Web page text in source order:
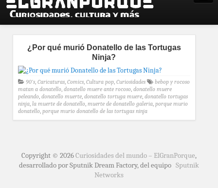
¿Por qué murió Donatello de las Tortugas
Ninja?
90's, Caricaturas, Comics, Cultura pop, Curiosidades
bebop y rocoso
matan a donatello, donatello muere ante rocoso, donatello muere
peleando, donatello muerte, donatello tortuga muere, donatello tortugas
ninja, la muerte de donatello, muerte de donatello galeria, porque murio
donatello, porque murio donatello de las tortugas ninja
Copyright © 2026Curiosidades del mundo – ElGranPorque,
desarrollado por Sputnik Dream Factory, del equipo Sputnik
Networks